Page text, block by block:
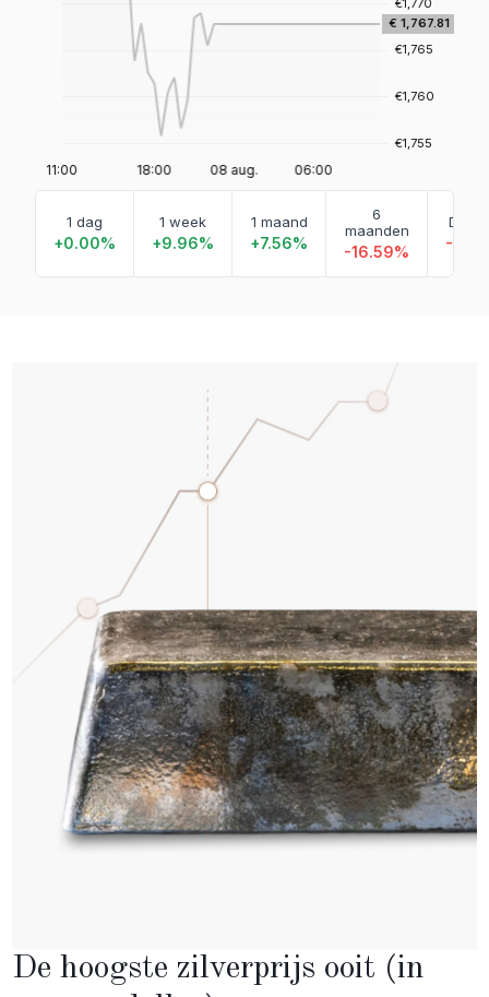
1 dag
+0.00%
1 week
+9.96%
1 maand
+7.56%
6
maanden
-16.59%
Dit
-
De hoogste zilverprijs ooit (in